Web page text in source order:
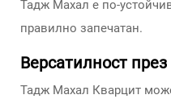
Тадж Махал е по-
правилно запечатан.
Версатилност
Тадж Махал Кварцит